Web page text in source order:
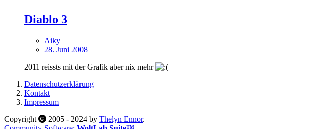
Diablo 3
Aiky
28. Juni 2008
2011 reissts mit der Grafik aber nix mehr
Datenschutzerklärung
Kontakt
Impressum
Copyright
2005 - 2024 by Thelyn Ennor.